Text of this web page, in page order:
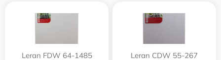
Leran FDW 64-1485
Leran CDW 55-267